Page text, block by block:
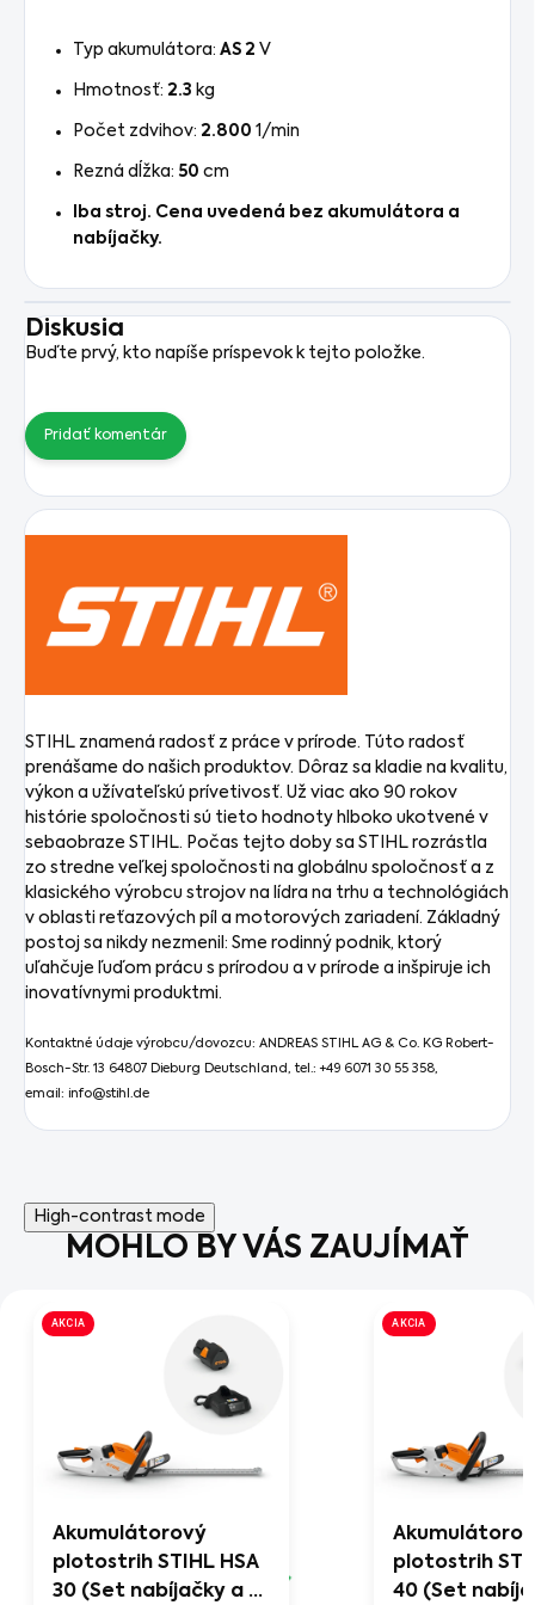
Typ akumulátora: AS 2 V
Hmotnosť: 2.3 kg
Počet zdvihov: 2.800 1/min
Rezná dĺžka: 50 cm
Iba stroj. Cena uvedená bez akumulátora a
nabíjačky.
Diskusia
Buďte prvý, kto napíše príspevok k tejto položke.
Pridať komentár
STIHL znamená radosť z práce v prírode. Túto radosť
prenášame do našich produktov. Dôraz sa kladie na kvalitu,
výkon a užívateľskú prívetivosť. Už viac ako 90 rokov
histórie spoločnosti sú tieto hodnoty hlboko ukotvené v
sebaobraze STIHL. Počas tejto doby sa STIHL rozrástla
zo stredne veľkej spoločnosti na globálnu spoločnosť a z
klasického výrobcu strojov na lídra na trhu a technológiách
v oblasti reťazových píl a motorových zariadení. Základný
postoj sa nikdy nezmenil: Sme rodinný podnik, ktorý
uľahčuje ľuďom prácu s prírodou a v prírode a inšpiruje ich
inovatívnymi produktmi.
Kontaktné údaje výrobcu/dovozcu: ANDREAS STIHL AG & Co. KG Robert-
Bosch-Str. 13 64807 Dieburg Deutschland, tel.: +49 6071 30 55 358,
email: info@stihl.de
High-contrast mode
MOHLO BY VÁS ZAUJÍMAŤ
AKCIA
Akumulátorový
plotostrih STIHL HSA
30 (Set nabíjačky a 1
AKCIA
plotostrih
40 (Set